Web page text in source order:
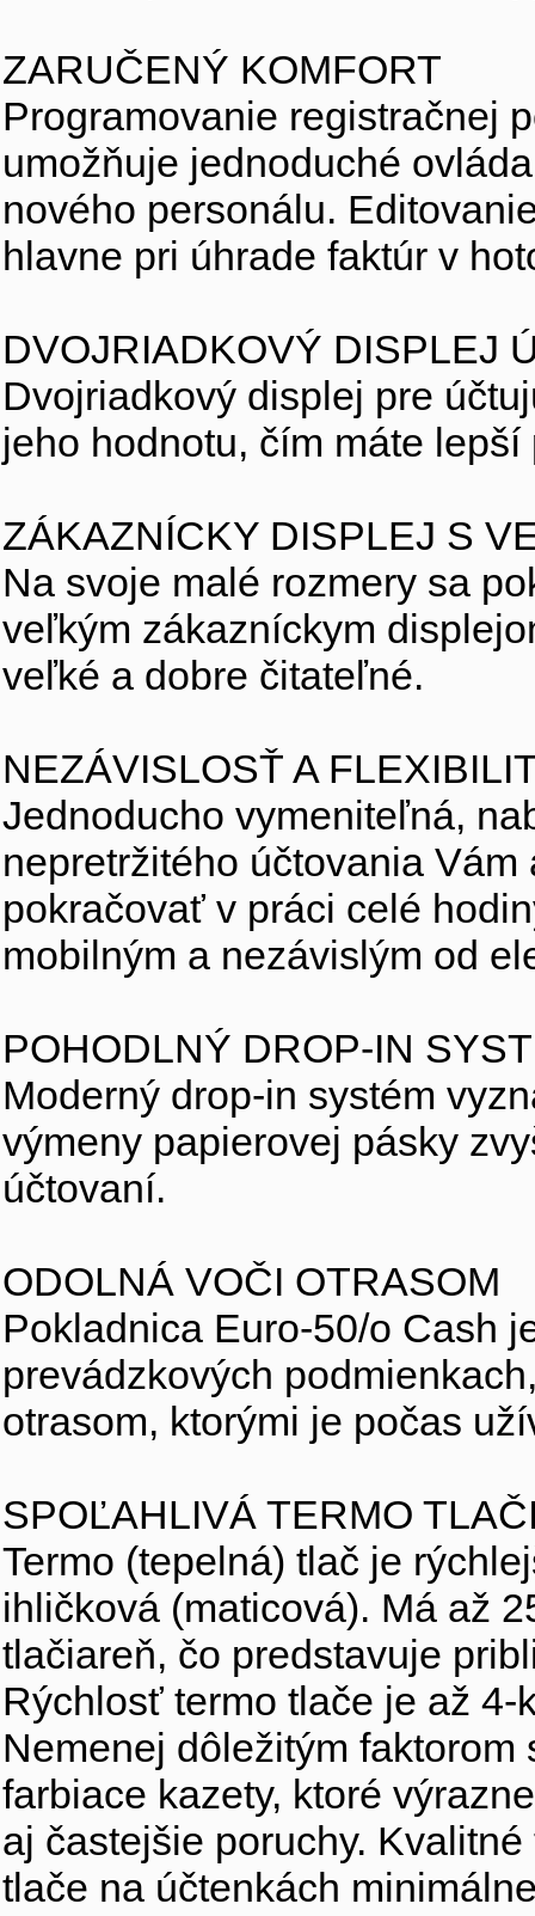
ZARUČENÝ KOMFORT
Programovanie registračnej
umožňuje jednoduché
nového personálu.
hlavne pri úhrade faktúr v
DVOJRIADKOVÝ DISPLEJ
Dvojriadkový displej pre
jeho hodnotu, čím máte
ZÁKAZNÍCKY DISPLEJ S
Na svoje malé rozmery sa
veľkým zákazníckym
veľké a dobre čitateľné.
NEZÁVISLOSŤ A
Jednoducho vymeniteľná,
nepretržitého účtovania
pokračovať v práci celé
mobilným a nezávislým od
POHODLNÝ DROP-IN
Moderný drop-in systém
výmeny papierovej pásky
účtovaní.
ODOLNÁ VOČI OTRASOM
Pokladnica Euro-50/o Cash
prevádzkových
otrasom, ktorými je počas
SPOĽAHLIVÁ TERMO
Termo (tepelná) tlač je
ihličková (maticová). Má až
tlačiareň, čo predstavuje
Rýchlosť termo tlače je až
Nemenej dôležitým
farbiace kazety, ktoré
aj častejšie poruchy.
tlače na účtenkách